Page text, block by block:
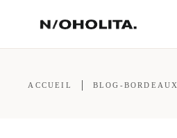
ACCUEIL BLOG-BORDEAUX